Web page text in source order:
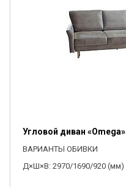
Угловой диван «Omega»
ВАРИАНТЫ ОБИВКИ
Д×Ш×В: 2970/1690/920 (мм)